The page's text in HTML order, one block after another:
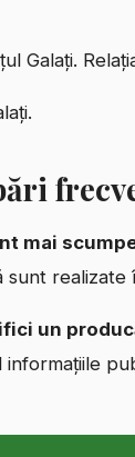
Galați.
mai
sunt realizate
un
informațiile